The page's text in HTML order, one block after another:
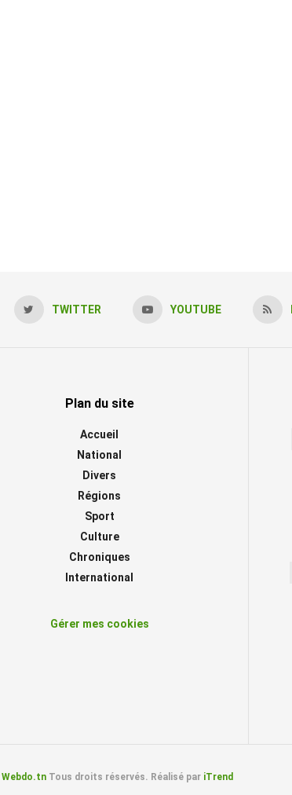
TWITTER YOUTUBE
Plan du site
Accueil
National
Divers
Régions
Sport
Culture
Chroniques
International
Gérer mes cookies
Webdo.tnTous droits réservés. Réalisé par iTrend